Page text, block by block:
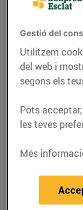
ENERGIA
La
món
Gestió del
Utilitzem
del web i
segons els
Pots
les teves
Més